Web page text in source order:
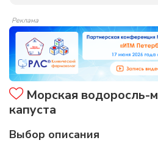
Реклама
Морская водоросль-
капуста
Выбор описания